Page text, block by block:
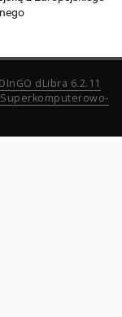
DInGO dLibra 6.2.11